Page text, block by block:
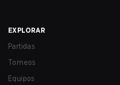
EXPLORAR
Partidas
Torneos
Equipos